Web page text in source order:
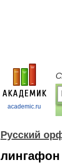
academic.ru
Русский
лингафон